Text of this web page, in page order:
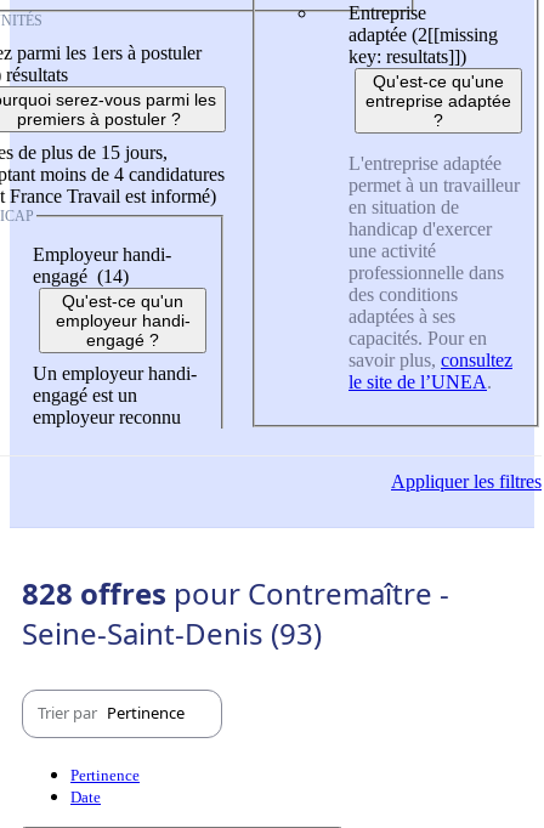
parmi les 1ers à postuler
résultats
serez-vous parmi les
premiers à postuler ?
de plus de 15 jours,
moins de 4 candidatures
France Travail est informé)
Employeur handi-
engagé (14)
Qu'est-ce qu'un
employeur handi-
engagé ?
Un employeur handi-
engagé est un
employeur reconnu
Entreprise
adaptée (2[[missing
key: resultats]])
Qu'est-ce qu'une
entreprise adaptée
?
L'entreprise adaptée
permet à un travailleur
en situation de
handicap d'exercer
une activité
professionnelle dans
des conditions
adaptées à ses
capacités. Pour en
savoir plus, consultez
le site de l’UNEA.
Appliquerles filtres
828 offres pour Contremaître -
Seine-Saint-Denis (93)
Trier par Pertinence
Pertinence
Date